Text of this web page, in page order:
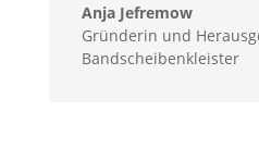
Anja Jefremow
Gründerin und
Bandscheibenkleister